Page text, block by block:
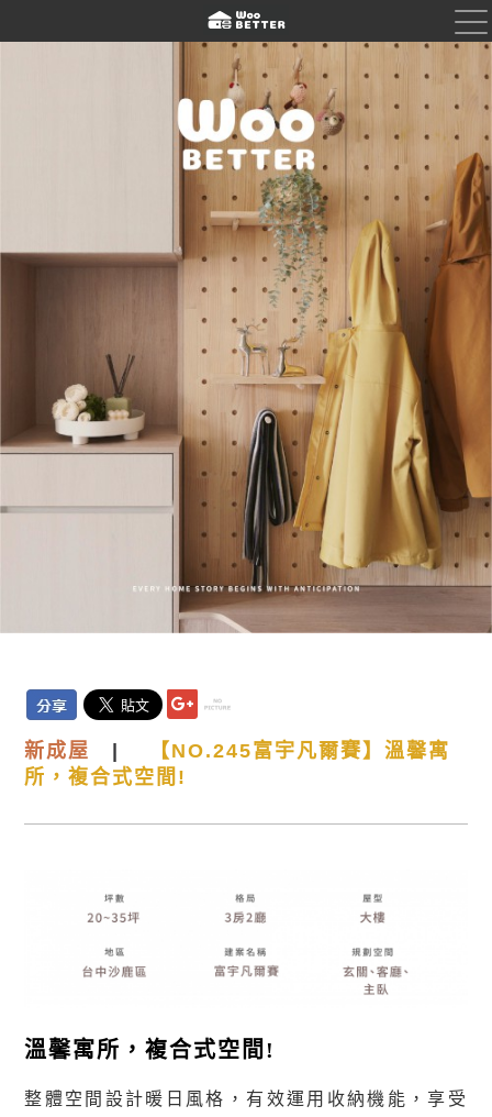
新成屋
【NO.245富宇凡爾賽】溫馨寓
所，複合式空間!
溫馨寓所，複合式空間!
整體空間設計暖日風格，有效運用收納機能，享受